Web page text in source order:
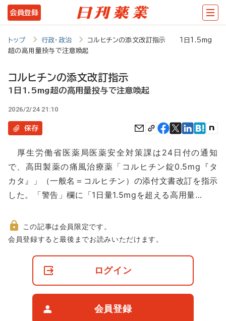
メ
イ
コ
テ
ツ
に
会員登録
トップ 行政・政治
コルヒチンの添文改訂指示 1日1.5mg
超の高用量投与で注意喚起
コルヒチンの添文改訂指示
1日1.5mg超の高用量投与で注意喚起
2026/2/24 21:10
保存
厚生労働省医薬局医薬安全対策課は24日付の通知
で、高田製薬の痛風治療薬「コルヒチン錠0.5mg『タ
カタ』」（一般名＝コルヒチン）の添付文書改訂を指示
した。「警告」欄に「1日量1.5mgを超える高用量…
非
この記事は会員限定です。
会員登録すると最後までお読みいただけます。
ログイン
会員登録